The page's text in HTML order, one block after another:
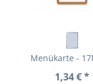
Menükarte -
1,34 € *